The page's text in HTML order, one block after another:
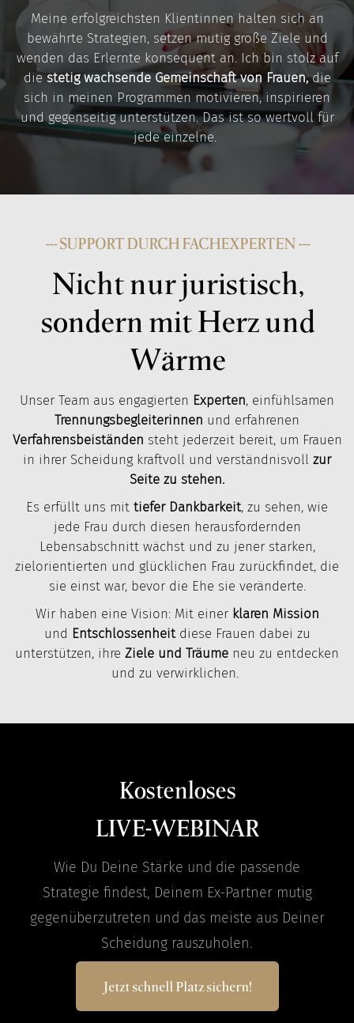
Meine erfolgreichsten Klientinnen halten sich an
bewährte Strategien, setzen mutig große Ziele und
wenden das Erlernte konsequent an. Ich bin stolz auf
diestetig wachsende Gemeinschaft von Frauen,die
sich in meinen Programmen motivieren, inspirieren
und gegenseitig unterstützen. Das ist so wertvoll für
jede einzelne.
--- SUPPORT DURCH FACHEXPERTEN ---
Nicht nur juristisch,
sondern mit Herz und
Wärme
Unser Team aus engagierten Experten, einfühlsamen
Trennungsbegleiterinnen und erfahrenen
Verfahrensbeiständen steht jederzeit bereit, um Frauen
in ihrer Scheidung kraftvoll und verständnisvoll zur
Seite zu stehen.
Es erfüllt uns mit tiefer Dankbarkeit, zu sehen, wie
jede Frau durch diesen herausfordernden
Lebensabschnitt wächst und zu jener starken,
zielorientierten und glücklichen Frau zurückfindet, die
sie einst war, bevor die Ehe sie veränderte.
Wir haben eine Vision: Mit einerklaren Mission
und Entschlossenheitdiese Frauen dabei zu
unterstützen, ihre Ziele und Träume neu zu entdecken
und zu verwirklichen.
Kostenloses
LIVE-WEBINAR
Wie Du Deine Stärke und die passende
Strategie findest, Deinem Ex-Partner mutig
gegenüberzutreten und das meiste aus Deiner
Scheidung rauszuholen.
Jetzt schnell Platz sichern!